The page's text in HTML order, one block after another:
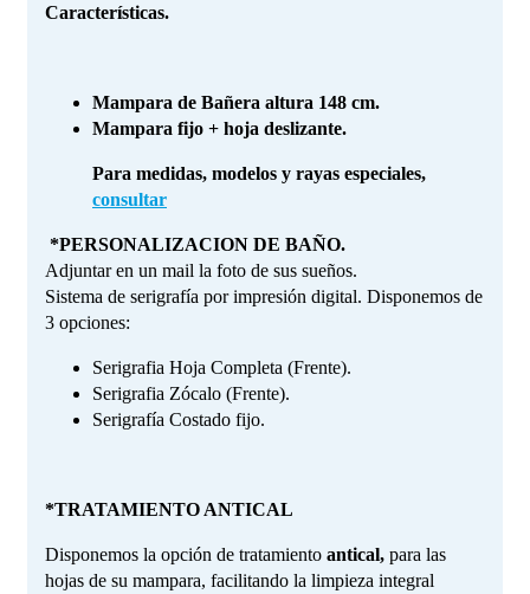
Características.
Mampara de Bañera altura 148 cm.
Mampara fijo + hoja deslizante.
Para medidas, modelos y rayas especiales,
consultar
*PERSONALIZACION DE BAÑO.
Adjuntar en un mail la foto de sus sueños.
Sistema de serigrafía por impresión digital. Disponemos de
3 opciones:
Serigrafia Hoja Completa (Frente).
Serigrafia Zócalo (Frente).
Serigrafía Costado fijo.
*TRATAMIENTO ANTICAL
Disponemos la opción de tratamiento antical, para las
hojas de su mampara, facilitando la limpieza integral